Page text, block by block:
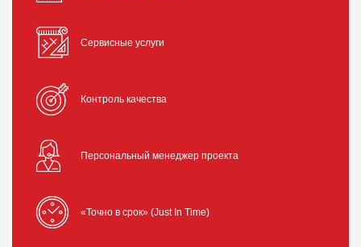
Сервисные услуги
Контроль качества
Персональный менеджер проекта
«Точно в срок» (Just In Time)